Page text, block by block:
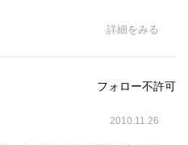
詳細をみる
フォロー不許可
2010.11.26